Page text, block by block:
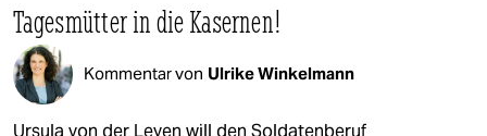
Tagesmütter in die Kasernen!
Kommentar von Ulrike Winkelmann
Ursula von der Leyen will den Soldatenberuf